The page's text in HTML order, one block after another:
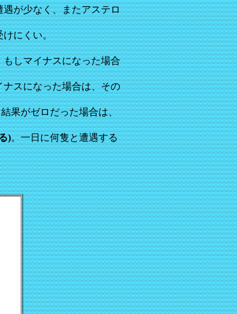
が少なく、またアステロ
けにくい。
しマイナスになった場合
スになった場合は、その
果がゼロだった場合は、
)。一日に何隻と遭遇する